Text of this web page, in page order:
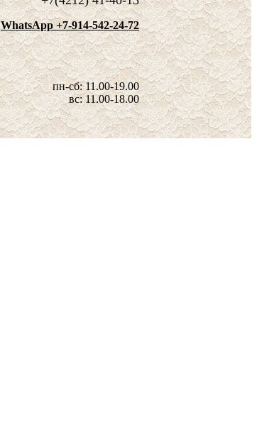
WhatsApp +7-914-542-24-72
пн-сб: 11.00-19.00
вс: 11.00-18.00